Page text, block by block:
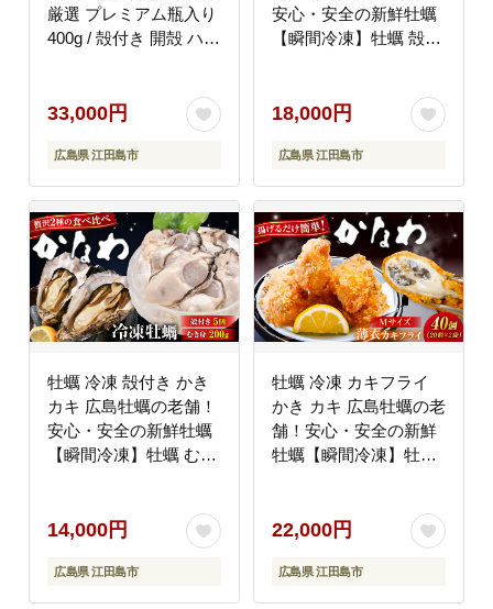
厳選 プレミアム瓶入り
400g / 殻付き 開殻 ハー
海鮮 広島県産 江田島
[XBP017] 牡蠣
33,000円
広島県 江田島市
安心・安全の新鮮牡蠣
【瞬間冷凍】牡蠣 殻付
鮮 海産物 広島県産 江
田島市/株式会社かなわ
[XBP018] 牡蠣
18,000円
広島県 江田島市
牡蠣 冷凍 殻付き かき
カキ 広島牡蠣の老舗！
安心・安全の新鮮牡蠣
【瞬間冷凍】牡蠣 むき
類 和食 海鮮 海産物 広
島県産 江田島市/株式会
社かなわ [XBP019] 牡
蠣
14,000円
広島県 江田島市
牡蠣 冷凍 カキフライ
かき カキ 広島牡蠣の老
舗！安心・安全の新鮮
牡蠣【瞬間冷凍】牡蠣
鮮 海産物 広島県産 江
田島市/株式会社かなわ
[XBP020] 牡蠣
22,000円
広島県 江田島市